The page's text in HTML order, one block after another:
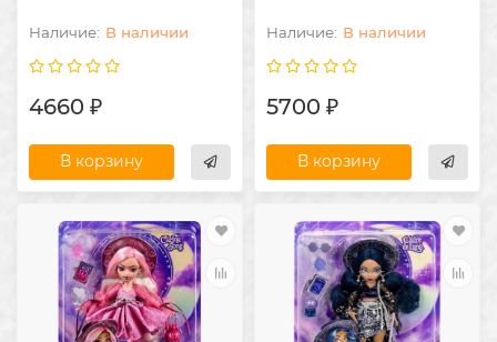
В наличии
4660 ₽
В корзину
В наличии
5700 ₽
В корзину